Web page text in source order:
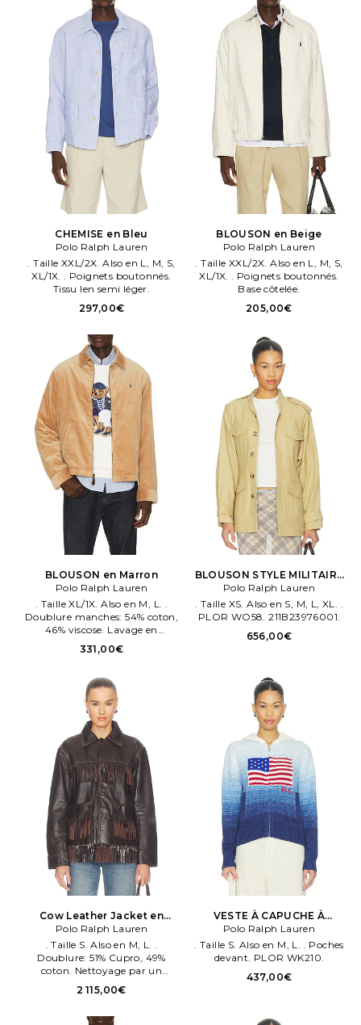
CHEMISE en Bleu
Polo Ralph Lauren
. Taille XXL/2X. Also en L, M, S,
XL/1X. . Poignets boutonnés.
Tissu len semi léger.
297,00€
BLOUSON en Beige
Polo Ralph Lauren
. Taille XXL/2X. Also en L, M, S,
XL/1X. . Poignets boutonnés.
Base côtelée.
205,00€
BLOUSON en Marron
Polo Ralph Lauren
. Taille XL/1X. Also en M, L. .
Doublure manches: 54% coton,
46% viscose. Lavage en
machene.
331,00€
BLOUSON STYLE MILITAIRE
en Fauve
Polo Ralph Lauren
. Taille XS. Also en S, M, L, XL. .
PLOR WO58. 211B23976001.
656,00€
Cow Leather Jacket en
Chocolat
Polo Ralph Lauren
. Taille S. Also en M, L. .
Doublure: 51% Cupro, 49%
coton. Nettoyage par un
professionnel du cuir
uniquement.
2 115,00€
VESTE À CAPUCHE À
MANCHES LONGUES en Bleu
Polo Ralph Lauren
. Taille S. Also en M, L. . Poches
devant. PLOR WK210.
437,00€